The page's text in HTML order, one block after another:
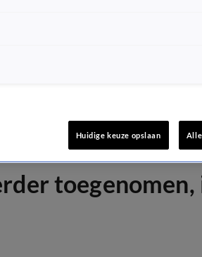
Huidige keuze opslaan